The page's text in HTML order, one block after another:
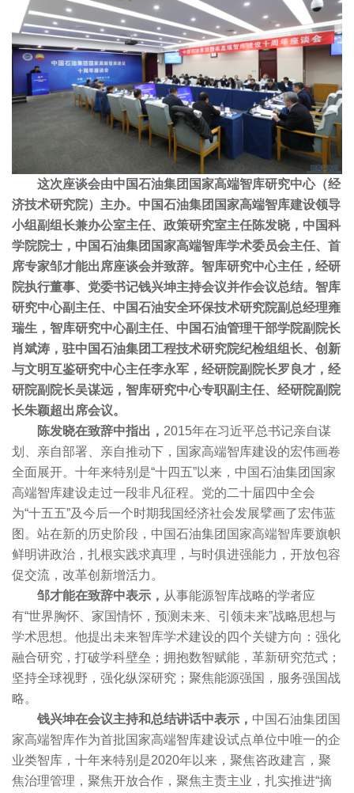
这次座谈会由中国石油集团国家高端智库研究中心（经
济技术研究院）主办。中国石油集团国家高端智库建设领导
小组副组长兼办公室主任、政策研究室主任陈发晓，中国科
学院院士，中国石油集团国家高端智库学术委员会主任、首
席专家邹才能出席座谈会并致辞。智库研究中心主任，经研
院执行董事、党委书记钱兴坤主持会议并作会议总结。智库
研究中心副主任、中国石油安全环保技术研究院副总经理雍
瑞生，智库研究中心副主任、中国石油管理干部学院副院长
肖斌涛，驻中国石油集团工程技术研究院纪检组组长、创新
与文明互鉴研究中心主任李永军，经研院副院长罗良才，经
研院副院长吴谋远，智库研究中心专职副主任、经研院副院
长朱颖超出席会议。
陈发晓在致辞中指出， 2015年在习近平总书记亲自谋
划、亲自部署、亲自推动下，国家高端智库建设的宏伟画卷
全面展开。十年来特别是“十四五”以来，中国石油集团国家
高端智库建设走过一段非凡征程。党的二十届四中全会
为“十五五”及今后一个时期我国经济社会发展擘画了宏伟蓝
图。站在新的历史阶段，中国石油集团国家高端智库要旗帜
鲜明讲政治，扎根实践求真理，与时俱进强能力，开放包容
促交流，改革创新增活力。
邹才能在致辞中表示， 从事能源智库战略的学者应
有“世界胸怀、家国情怀，预测未来、引领未来”战略思想与
学术思想。他提出未来智库学术建设的四个关键方向：强化
融合研究，打破学科壁垒；拥抱数智赋能，革新研究范式；
坚持全球视野，强化纵深研究；聚焦能源强国，服务强国战
略。
钱兴坤在会议主持和总结讲话中表示， 中国石油集团国
家高端智库作为首批国家高端智库建设试点单位中唯一的企
业类智库，十年来特别是2020年以来，聚焦咨政建言，聚
焦治理管理，聚焦开放合作，聚焦主责主业，扎实推进“摘